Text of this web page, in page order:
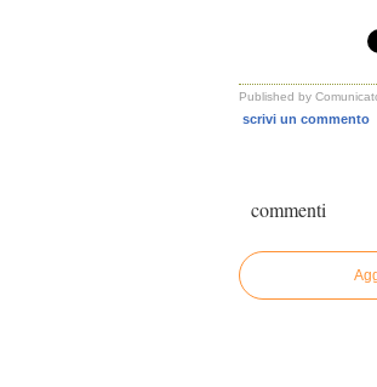
Published by
scrivi un commento
commenti